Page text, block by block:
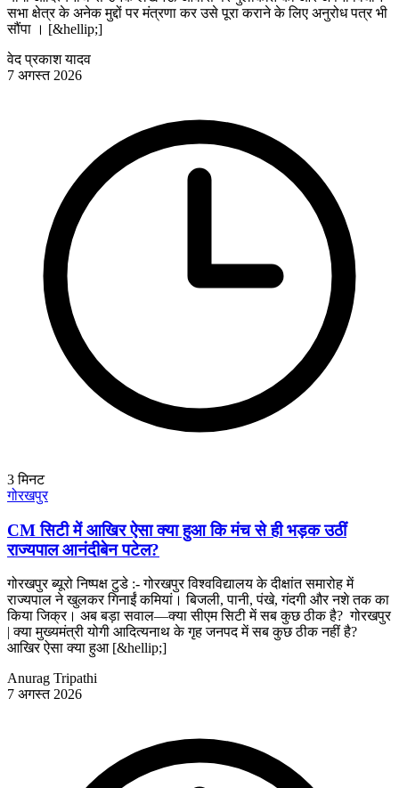
सभा क्षेत्र के अनेक मुद्दों पर मंत्रणा कर उसे पूरा कराने के लिए अनुरोध पत्र भी
सौंपा । [&hellip;]
वेद प्रकाश यादव
7 अगस्त 2026
3मिनट
गोरखपुर
CM सिटी में आखिर ऐसा क्या हुआ कि मंच से ही भड़क उठीं
राज्यपाल आनंदीबेन पटेल?
गोरखपुर ब्यूरो निष्पक्ष टुडे :- गोरखपुर विश्वविद्यालय के दीक्षांत समारोह में
राज्यपाल ने खुलकर गिनाईं कमियां। बिजली, पानी, पंखे, गंदगी और नशे तक का
किया जिक्र। अब बड़ा सवाल—क्या सीएम सिटी में सब कुछ ठीक है? गोरखपुर
| क्या मुख्यमंत्री योगी आदित्यनाथ के गृह जनपद में सब कुछ ठीक नहीं है?
आखिर ऐसा क्या हुआ [&hellip;]
Anurag Tripathi
7 अगस्त 2026